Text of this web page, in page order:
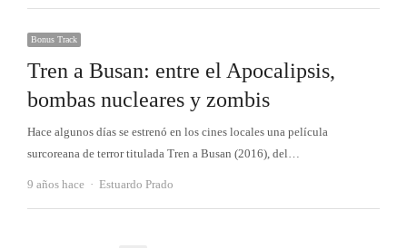
Bonus Track
Tren a Busan: entre el Apocalipsis,
bombas nucleares y zombis
Hace algunos días se estrenó en los cines locales una película
surcoreana de terror titulada Tren a Busan (2016), del…
9 años hace Autor
Estuardo Prado